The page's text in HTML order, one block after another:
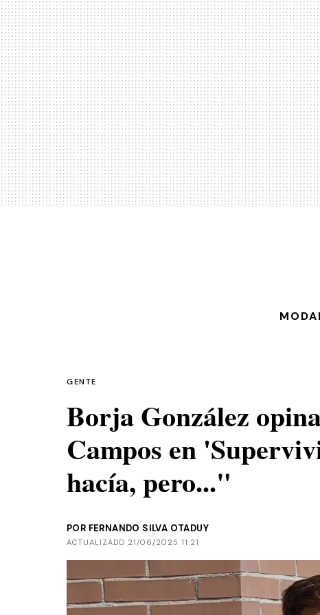
MODA
GENTE
Borja González
Campos en
hacía, pero..."
POR FERNANDO SILVA OTADUY
ACTUALIZADO 21/06/2025 11:21